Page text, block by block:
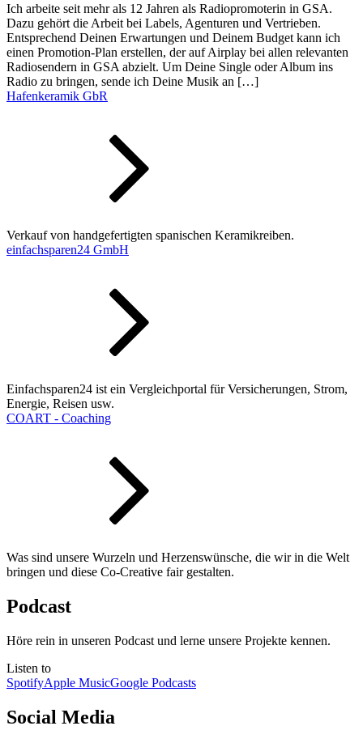
Ich arbeite seit mehr als 12 Jahren als Radiopromoterin in GSA.
Dazu gehört die Arbeit bei Labels, Agenturen und Vertrieben.
Entsprechend Deinen Erwartungen und Deinem Budget kann ich
einen Promotion-Plan erstellen, der auf Airplay bei allen relevanten
Radiosendern in GSA abzielt. Um Deine Single oder Album ins
Radio zu bringen, sende ich Deine Musik an […]
Hafenkeramik GbR
Verkauf von handgefertigten spanischen Keramikreiben.
einfachsparen24 GmbH
Einfachsparen24 ist ein Vergleichportal für Versicherungen, Strom,
Energie, Reisen usw.
COART - Coaching
Was sind unsere Wurzeln und Herzenswünsche, die wir in die Welt
bringen und diese Co-Creative fair gestalten.
Podcast
Höre rein in unseren Podcast und lerne unsere Projekte kennen.
Listen to
SpotifyApple MusicGoogle Podcasts
Social Media